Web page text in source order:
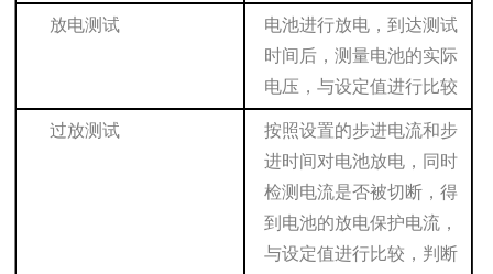
放电测试
电池进行放电，到达测试
时间后，测量电池的实际
电压，与设定值进行比较
过放测试
按照设置的步进电流和步
进时间对电池放电，同时
检测电流是否被切断，得
到电池的放电保护电流，
与设定值进行比较，判断